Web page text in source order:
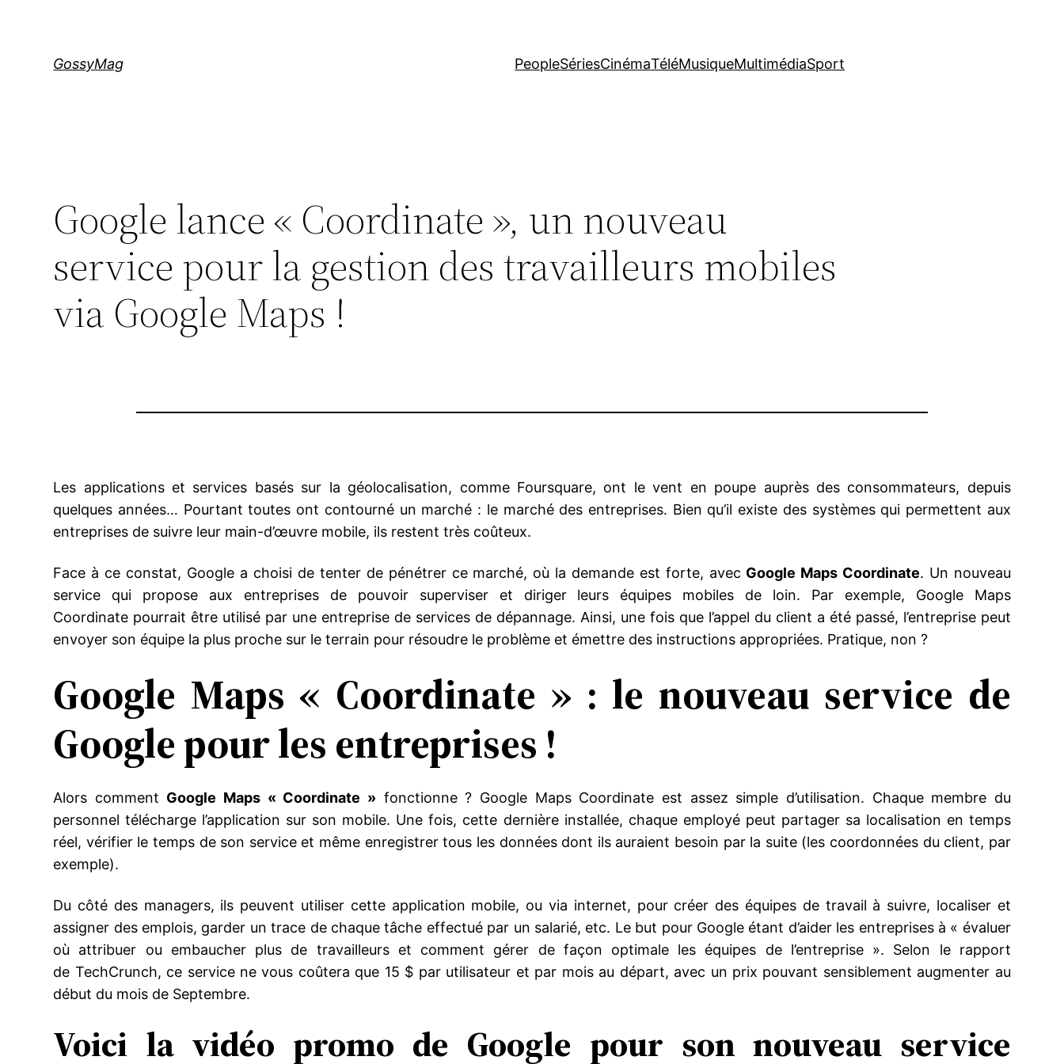
GossyMag PeopleSériesCinémaTéléMusiqueMultimédiaSport
Google lance « Coordinate », un nouveau
service pour la gestion des travailleurs mobiles
via Google Maps !
Les applications et services basés sur la géolocalisation, comme Foursquare, ont le vent en poupe auprès des consommateurs, depuis
quelques années… Pourtant toutes ont contourné un marché : le marché des entreprises. Bien qu’il existe des systèmes qui permettent aux
entreprises de suivre leur main-d’œuvre mobile, ils restent très coûteux.
Face à ce constat, Google a choisi de tenter de pénétrer ce marché, où la demande est forte, avec Google Maps Coordinate. Un nouveau
service qui propose aux entreprises de pouvoir superviser et diriger leurs équipes mobiles de loin. Par exemple, Google Maps
Coordinate pourrait être utilisé par une entreprise de services de dépannage. Ainsi, une fois que l’appel du client a été passé, l’entreprise peut
envoyer son équipe la plus proche sur le terrain pour résoudre le problème et émettre des instructions appropriées. Pratique, non ?
Google Maps « Coordinate » : le nouveau service de
Google pour les entreprises !
Alors comment Google Maps « Coordinate » fonctionne ? Google Maps Coordinate est assez simple d’utilisation. Chaque membre du
personnel télécharge l’application sur son mobile. Une fois, cette dernière installée, chaque employé peut partager sa localisation en temps
réel, vérifier le temps de son service et même enregistrer tous les données dont ils auraient besoin par la suite (les coordonnées du client, par
exemple).
Du côté des managers, ils peuvent utiliser cette application mobile, ou via internet, pour créer des équipes de travail à suivre, localiser et
assigner des emplois, garder un trace de chaque tâche effectué par un salarié, etc. Le but pour Google étant d’aider les entreprises à « évaluer
où attribuer ou embaucher plus de travailleurs et comment gérer de façon optimale les équipes de l’entreprise ». Selon le rapport
de TechCrunch, ce service ne vous coûtera que 15 $ par utilisateur et par mois au départ, avec un prix pouvant sensiblement augmenter au
début du mois de Septembre.
Voici la vidéo promo de Google pour son nouveau service